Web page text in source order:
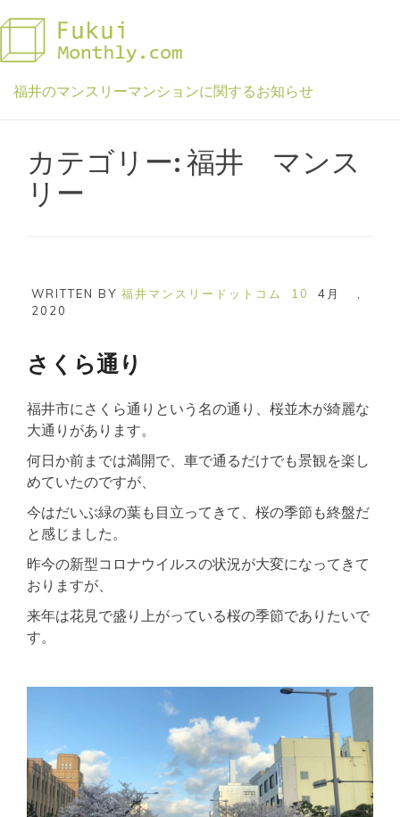
to
content
福井のマンスリーマンションに関するお知らせ
カテゴリー: 福井 マンス
リー
WRITTEN BY 福井マンスリードットコム 10 4月
,
2020
さくら通り
福井市にさくら通りという名の通り、桜並木が綺麗な
大通りがあります。
何日か前までは満開で、車で通るだけでも景観を楽し
めていたのですが、
今はだいぶ緑の葉も目立ってきて、桜の季節も終盤だ
と感じました。
昨今の新型コロナウイルスの状況が大変になってきて
おりますが、
来年は花見で盛り上がっている桜の季節でありたいで
す。